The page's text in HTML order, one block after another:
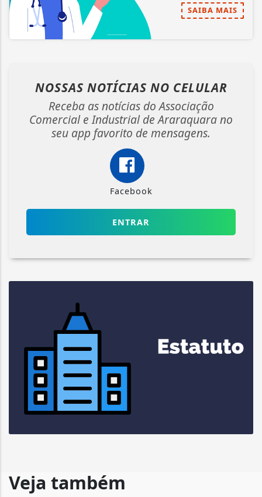
SAIBA MAIS
NOSSAS NOTÍCIAS NO CELULAR
Receba as notícias do Associação
Comercial e Industrial de Araraquara no
seu app favorito de mensagens.
Facebook
ENTRAR
Veja também